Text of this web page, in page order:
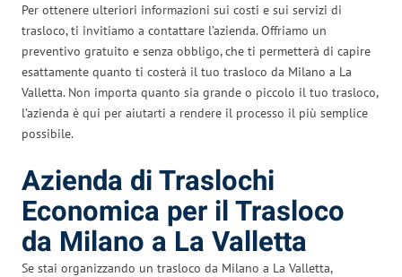
Per ottenere ulteriori informazioni sui costi e sui servizi di
trasloco, ti invitiamo a contattare l’azienda. Offriamo un
preventivo gratuito e senza obbligo, che ti permetterà di capire
esattamente quanto ti costerà il tuo trasloco da Milano a La
Valletta. Non importa quanto sia grande o piccolo il tuo trasloco,
l’azienda è qui per aiutarti a rendere il processo il più semplice
possibile.
Azienda di Traslochi
Economica per il Trasloco
da Milano a La Valletta
Se stai organizzando un trasloco da Milano a La Valletta,